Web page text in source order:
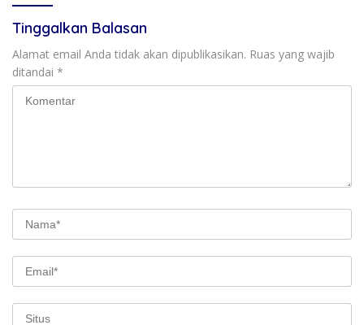
Tinggalkan Balasan
Alamat email Anda tidak akan dipublikasikan. Ruas yang wajib
ditandai *